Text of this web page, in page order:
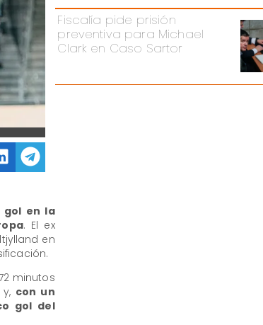
Fiscalía pide prisión
preventiva para Michael
Clark en Caso Sartor
gol en la
. El ex
en
minutos
con un
gol del